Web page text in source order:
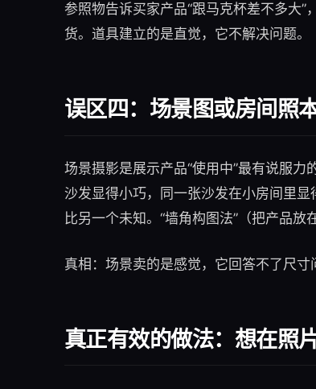
参照物告诉买家产品“跟马克杯差不多
货。道具建立的是直觉，它不解决问题。
误区四：场景图或房间照
场景摄影是展示产品“使用中”最有说服
沙发显得小巧，同一张沙发在小房间里
比另一个未知。“墙角构图法”（把产品放
真相：场景卖的是感觉，它回答不了尺寸
真正有效的做法：想在照